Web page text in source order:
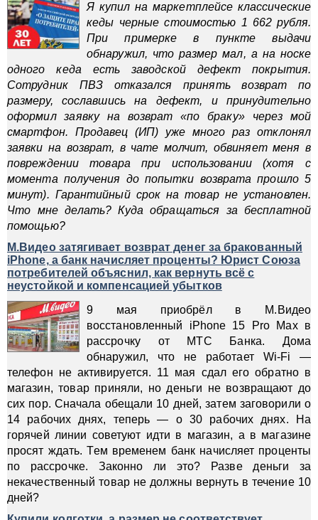
Я купил на маркетплейсе классические
кеды черные стоимостью 1 662 рубля.
При примерке в пункте выдачи
обнаружил, что размер мал, а на носке
одного кеда есть заводской дефект покрытия.
Сотрудник ПВЗ отказался принять возврат по
размеру, сославшись на дефект, и принудительно
оформил заявку на возврат «по браку» через мой
смартфон. Продавец (ИП) уже много раз отклонял
заявки на возврат, в чате молчит, обвиняет меня в
повреждении товара при использовании (хотя с
момента получения до попытки возврата прошло 5
минут). Гарантийный срок на товар не установлен.
Что мне делать? Куда обращаться за бесплатной
помощью?
М.Видео затягивает возврат денег за бракованный
iPhone, а банк начисляет проценты? Юрист Союза
потребителей объяснил, как вернуть всё с
неустойкой и компенсацией убытков
9 мая приобрёл в М.Видео
восстановленный iPhone 15 Pro Max в
рассрочку от МТС Банка. Дома
обнаружил, что не работает Wi-Fi —
телефон не активируется. 11 мая сдал его обратно в
магазин, товар приняли, но деньги не возвращают до
сих пор. Сначала обещали 10 дней, затем заговорили о
14 рабочих днях, теперь — о 30 рабочих днях. На
горячей линии советуют идти в магазин, а в магазине
просят ждать. Тем временем банк начисляет проценты
по рассрочке. Законно ли это? Разве деньги за
некачественный товар не должны вернуть в течение 10
дней?